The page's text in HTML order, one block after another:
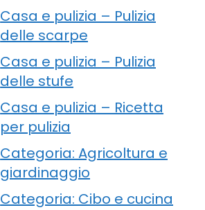
Casa e pulizia – Pulizia
delle scarpe
Casa e pulizia – Pulizia
delle stufe
Casa e pulizia – Ricetta
per pulizia
Categoria: Agricoltura e
giardinaggio
Categoria: Cibo e cucina